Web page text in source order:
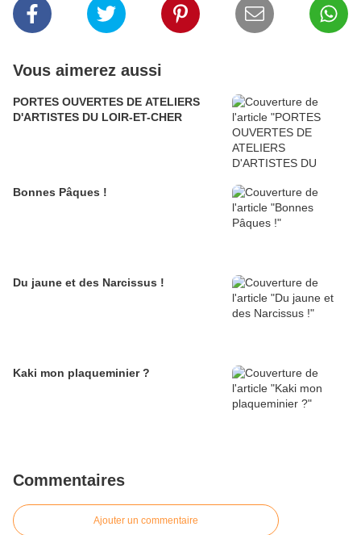
Vous aimerez aussi
PORTES OUVERTES DE ATELIERS
D'ARTISTES DU LOIR-ET-CHER
Bonnes Pâques !
Du jaune et des Narcissus !
Kaki mon plaqueminier ?
Commentaires
Ajouter un commentaire